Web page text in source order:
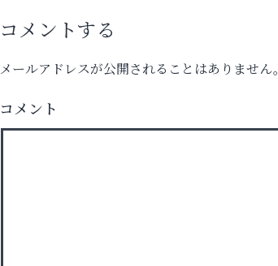
英語で育つ、世界が広がる！
トレファク出張買取
コメントする
メールアドレスが公開されることはありません。
コメント